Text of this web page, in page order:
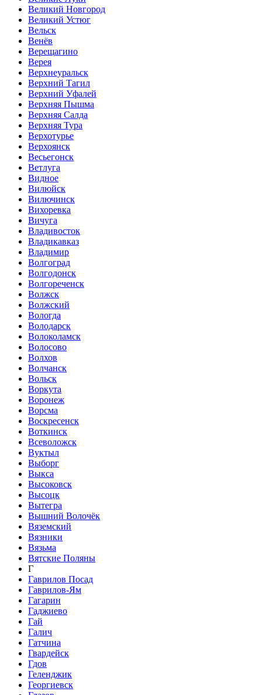
Великий Новгород
Великий Устюг
Вельск
Венёв
Верещагино
Верея
Верхнеуральск
Верхний Тагил
Верхний Уфалей
Верхняя Пышма
Верхняя Салда
Верхняя Тура
Верхотурье
Верхоянск
Весьегонск
Ветлуга
Видное
Вилюйск
Вилючинск
Вихоревка
Вичуга
Владивосток
Владикавказ
Владимир
Волгоград
Волгодонск
Волгореченск
Волжск
Волжский
Вологда
Володарск
Волоколамск
Волосово
Волхов
Волчанск
Вольск
Воркута
Воронеж
Ворсма
Воскресенск
Воткинск
Всеволожск
Вуктыл
Выборг
Выкса
Высоковск
Высоцк
Вытегра
Вышний Волочёк
Вяземский
Вязники
Вязьма
Вятские Поляны
Г
Гаврилов Посад
Гаврилов-Ям
Гагарин
Гаджиево
Гай
Галич
Гатчина
Гвардейск
Гдов
Геленджик
Георгиевск